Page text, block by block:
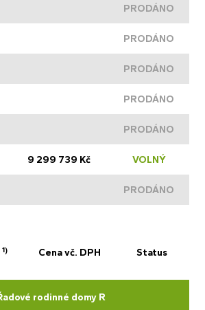
PRODÁNO
PRODÁNO
PRODÁNO
PRODÁNO
PRODÁNO
9 299 739 Kč VOLNÝ
PRODÁNO
1) Cena vč. DPH Status
rodinné domy R